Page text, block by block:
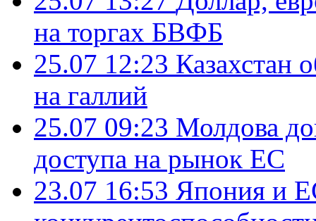
на торгах БВФБ
25.07 12:23 Казахстан
на галлий
25.07 09:23 Молдова
доступа на рынок ЕС
23.07 16:53 Япония и